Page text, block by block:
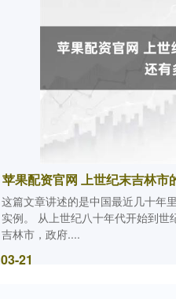
苹果配资官网 上世纪末吉林
这篇文章讲述的是中国最近几十年
实例。 从上世纪八十年代开始到
吉林市，政府....
03-21